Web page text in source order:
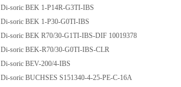
Di-soric BEK 1-P14R-G3TI-IBS
Di-soric BEK 1-P30-G0TI-IBS
Di-soric BEK R70/30-G1TI-IBS-DIF 10019378
Di-soric BEK-R70/30-G0TI-IBS-CLR
Di-soric BEV-200/4-IBS
Di-soric BUCHSES S151340-4-25-PE-C-16A